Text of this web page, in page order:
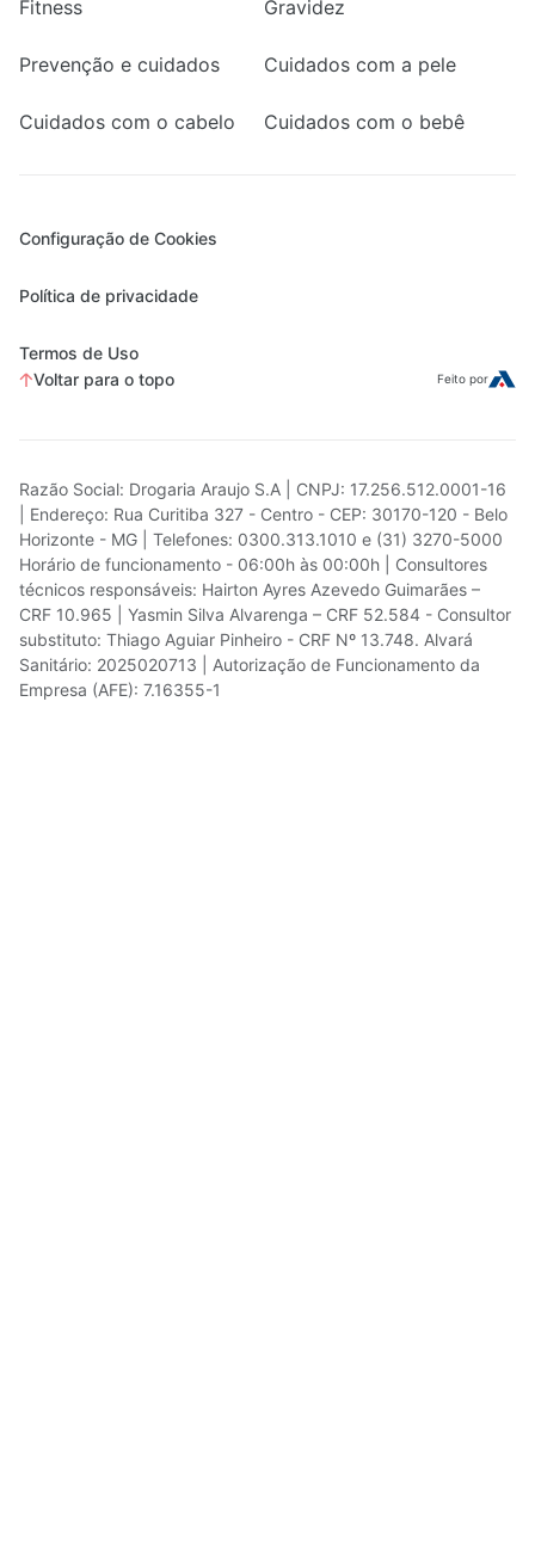
Fitness Gravidez
Prevenção e cuidados Cuidados com a pele
Cuidados com o cabelo Cuidados com o bebê
Configuração de Cookies
Política de privacidade
Termos de Uso
Voltar para o topo
Feito por
Razão Social: Drogaria Araujo S.A | CNPJ: 17.256.512.0001-16
| Endereço: Rua Curitiba 327 - Centro - CEP: 30170-120 - Belo
Horizonte - MG | Telefones: 0300.313.1010 e (31) 3270-5000
Horário de funcionamento - 06:00h às 00:00h | Consultores
técnicos responsáveis: Hairton Ayres Azevedo Guimarães –
CRF 10.965 | Yasmin Silva Alvarenga – CRF 52.584 - Consultor
substituto: Thiago Aguiar Pinheiro - CRF Nº 13.748. Alvará
Sanitário: 2025020713 | Autorização de Funcionamento da
Empresa (AFE): 7.16355-1